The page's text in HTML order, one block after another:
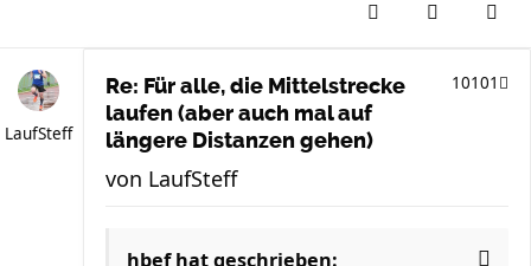
LaufSteff
Re: Für alle, die Mittelstrecke
laufen (aber auch mal auf
längere Distanzen gehen)
10101
von LaufSteff
hbefhat geschrieben: